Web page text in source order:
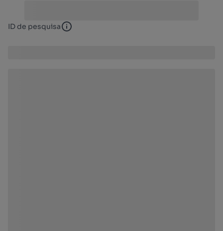
ID de pesquisa ID de pesquisa